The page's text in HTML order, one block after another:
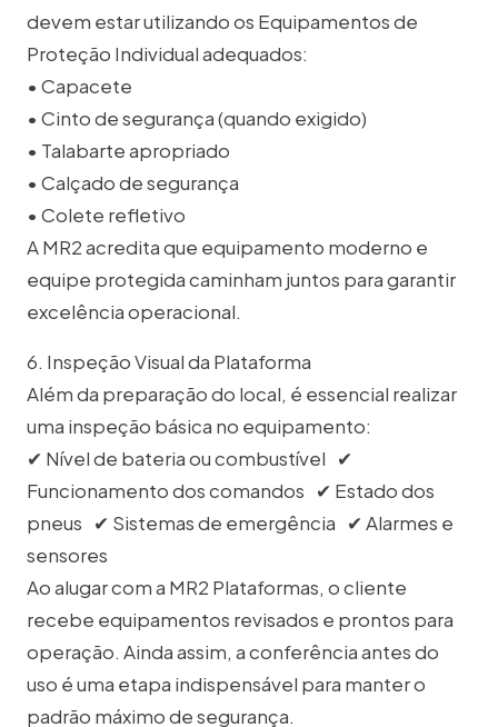
devem estar utilizando os Equipamentos de
Proteção Individual adequados:
• Capacete
• Cinto de segurança (quando exigido)
• Talabarte apropriado
• Calçado de segurança
• Colete refletivo
A MR2 acredita que equipamento moderno e
equipe protegida caminham juntos para garantir
excelência operacional.
6. Inspeção Visual da Plataforma
Além da preparação do local, é essencial realizar
uma inspeção básica no equipamento:
✔ Nível de bateria ou combustível ✔
Funcionamento dos comandos ✔ Estado dos
pneus ✔ Sistemas de emergência ✔ Alarmes e
sensores
Ao alugar com a MR2 Plataformas, o cliente
recebe equipamentos revisados e prontos para
operação. Ainda assim, a conferência antes do
uso é uma etapa indispensável para manter o
padrão máximo de segurança.